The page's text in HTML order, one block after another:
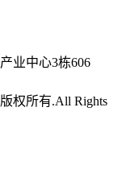
业中心3栋606
权所有.All Rights